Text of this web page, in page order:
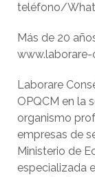
teléfono/
Más de 20
Laborare
OPQCM en la
organismo
empresas de
Ministerio de
especializada